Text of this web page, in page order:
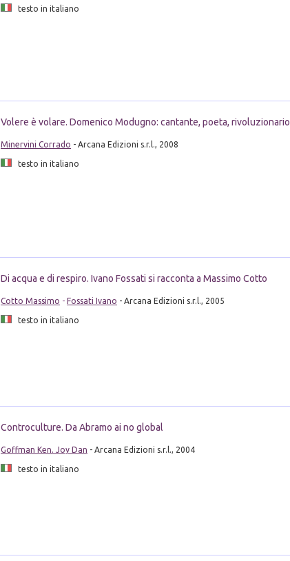
testo in italiano
Volere è volare. Domenico Modugno: cantante, poeta, rivoluzionario
Minervini Corrado - Arcana Edizioni s.r.l., 2008
testo in italiano
Di acqua e di respiro. Ivano Fossati si racconta a Massimo Cotto
Cotto Massimo - Fossati Ivano - Arcana Edizioni s.r.l., 2005
testo in italiano
Controculture. Da Abramo ai no global
Goffman Ken. Joy Dan - Arcana Edizioni s.r.l., 2004
testo in italiano